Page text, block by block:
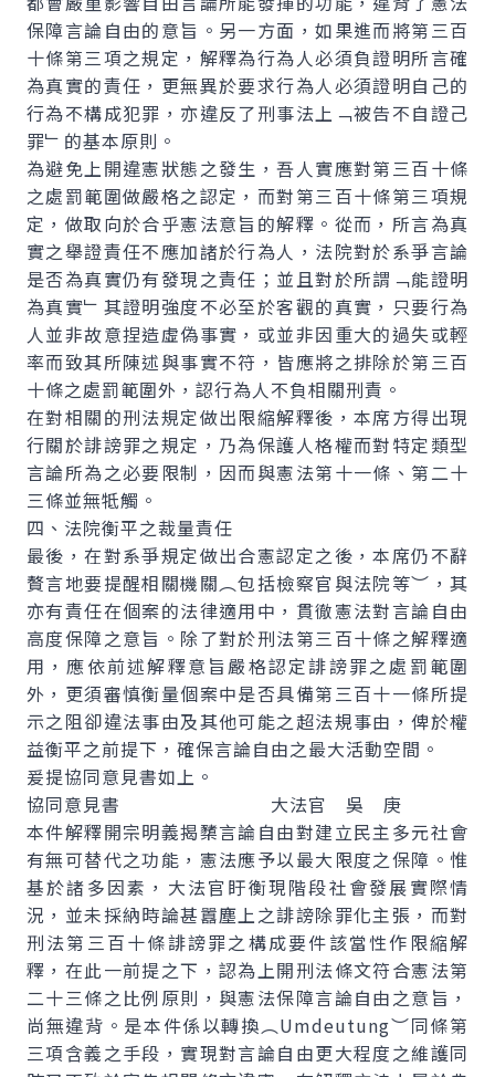
保障言論自由的意旨。另一方面，如果進而將第三百
十條第三項之規定，解釋為行為人必須負證明所言確
為真實的責任，更無異於要求行為人必須證明自己的
行為不構成犯罪，亦違反了刑事法上﹁被告不自證己
罪﹂的基本原則。
為避免上開違憲狀態之發生，吾人實應對第三百十條
之處罰範圍做嚴格之認定，而對第三百十條第三項規
定，做取向於合乎憲法意旨的解釋。從而，所言為真
實之舉證責任不應加諸於行為人，法院對於系爭言論
是否為真實仍有發現之責任；並且對於所謂﹁能證明
為真實﹂其證明強度不必至於客觀的真實，只要行為
人並非故意捏造虛偽事實，或並非因重大的過失或輕
率而致其所陳述與事實不符，皆應將之排除於第三百
十條之處罰範圍外，認行為人不負相關刑責。
在對相關的刑法規定做出限縮解釋後，本席方得出現
行關於誹謗罪之規定，乃為保護人格權而對特定類型
言論所為之必要限制，因而與憲法第十一條、第二十
三條並無牴觸。
四、法院衡平之裁量責任
最後，在對系爭規定做出合憲認定之後，本席仍不辭
贅言地要提醒相關機關︵包括檢察官與法院等︶，其
亦有責任在個案的法律適用中，貫徹憲法對言論自由
高度保障之意旨。除了對於刑法第三百十條之解釋適
用，應依前述解釋意旨嚴格認定誹謗罪之處罰範圍
外，更須審慎衡量個案中是否具備第三百十一條所提
示之阻卻違法事由及其他可能之超法規事由，俾於權
益衡平之前提下，確保言論自由之最大活動空間。
爰提協同意見書如上。
協同意見書 大法官 吳 庚
本件解釋開宗明義揭櫫言論自由對建立民主多元社會
有無可替代之功能，憲法應予以最大限度之保障。惟
基於諸多因素，大法官盱衡現階段社會發展實際情
況，並未採納時論甚囂塵上之誹謗除罪化主張，而對
刑法第三百十條誹謗罪之構成要件該當性作限縮解
釋，在此一前提之下，認為上開刑法條文符合憲法第
二十三條之比例原則，與憲法保障言論自由之意旨，
尚無違背。是本件係以轉換︵Umdeutung︶同條第
三項含義之手段，實現對言論自由更大程度之維護同